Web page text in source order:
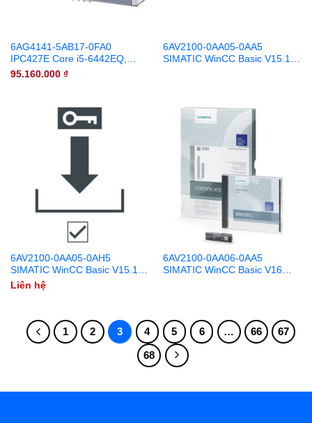
6AG4141-5AB17-0FA0
IPC427E Core i5-6442EQ,
8GB, 240GB SSD, Win10
95.160.000 ₫
6AV2100-0AA05-0AA5
SIMATIC WinCC Basic V15.1
6AV2100-0AA05-0AH5
SIMATIC WinCC Basic V15.1
Download
Liên hệ
6AV2100-0AA06-0AA5
SIMATIC WinCC Basic V16
1 2 3 4 5 6 … 66
67
68